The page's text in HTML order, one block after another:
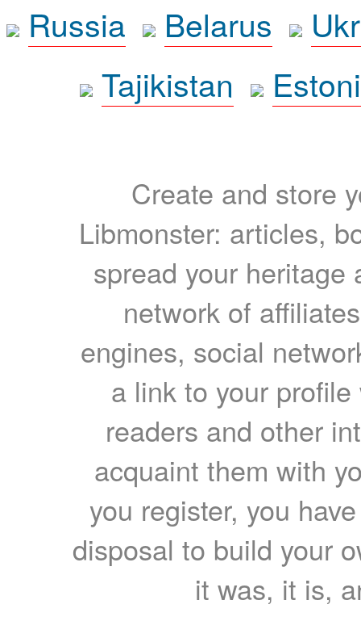
Russia
Belarus
Tajikistan
Create and store
Libmonster: articles,
spread your heritage
network of
engines, social
a link to your
readers and other
acquaint them with
you register, you
disposal to build your
it was, it is,